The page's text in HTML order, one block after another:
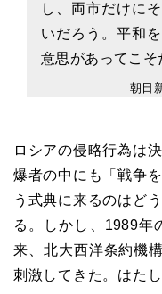
し、両市だけに
いだろう。平和
意思があってこそ
朝日
ロシアの侵略行為は
爆者の中にも「戦争
う式典に来るのはど
る。しかし、1989年
来、北大西洋条約機
刺激してきた。はた